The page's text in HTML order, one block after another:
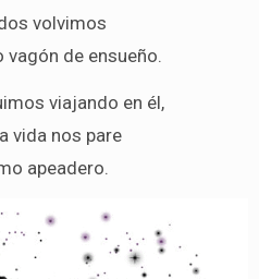
volvimos
vagón de ensueño.
viajando en él,
vida nos pare
apeadero.